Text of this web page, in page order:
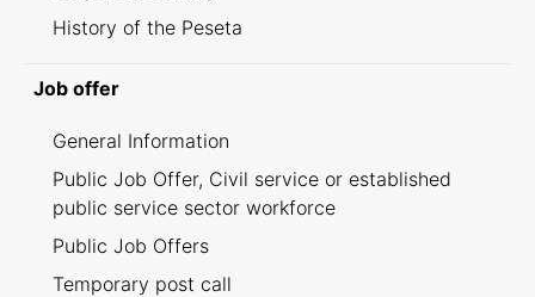
History of the Peseta
Job offer
General Information
Public Job Offer, Civil service or established
public service sector workforce
Public Job Offers
Temporary post call